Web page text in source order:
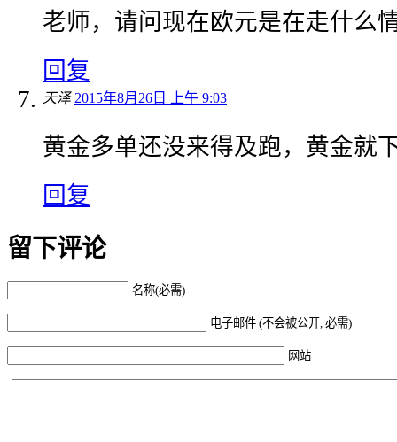
老师，请问现在欧元是在走什么
回复
天泽 2015年8月26日 上午 9:03
黄金多单还没来得及跑，黄金就
回复
留下评论
名称(必需)
电子邮件 (不会被公开, 必需)
网站